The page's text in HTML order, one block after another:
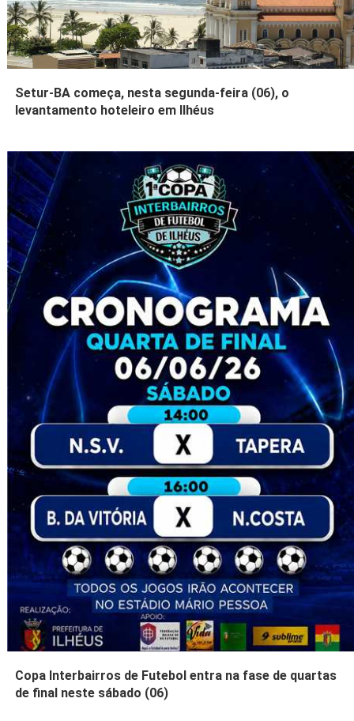
Setur-BA começa, nesta segunda-feira (06), o
levantamento hoteleiro em Ilhéus
Copa Interbairros de Futebol entra na fase de quartas
de final neste sábado (06)